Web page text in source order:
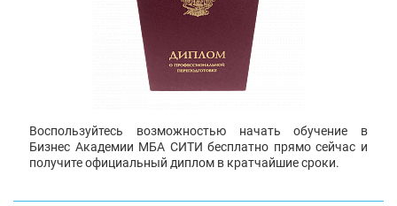
Воспользуйтесь возможностью начать обучение в
Бизнес Академии МБА СИТИ бесплатно прямо сейчас и
получите официальный диплом в кратчайшие сроки.